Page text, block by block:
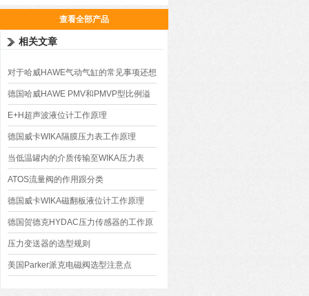
查看全部产品
相关文章
对于哈威HAWE气动气缸的常见事项还想
了解哪些
德国哈威HAWE PMV和PMVP型比例溢
流阀
E+H超声波液位计工作原理
德国威卡WIKA隔膜压力表工作原理
当低温罐内的介质传输至WIKA压力表
时，它所能达到的温度是多少？
ATOS流量阀的作用跟分类
德国威卡WIKA磁翻板液位计工作原理
德国贺德克HYDAC压力传感器的工作原
理
压力变送器的选型规则
美国Parker派克电磁阀选型注意点